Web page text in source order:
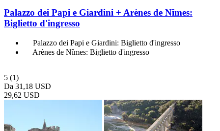
Palazzo dei Papi e Giardini + Arènes de Nîmes:
Biglietto d'ingresso
Palazzo dei Papi e Giardini: Biglietto d'ingresso
Arènes de Nîmes: Biglietto d'ingresso
5 (1)
Da 31,18 USD
29,62 USD